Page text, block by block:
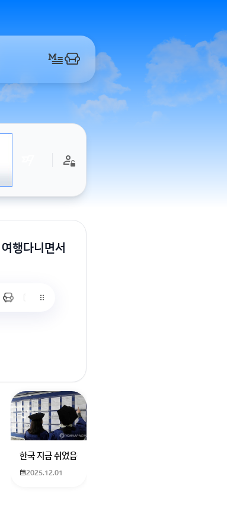
행다니면서
도 남자였던거같은데기승전결로 나눠서 기. 하고 설명하고
발로란트 한번해보자고 계정 빌려줬는데 제한이라고 접속이 안
원이나 서울에서 부산으로 가는 열차를 예매하려고 하는데 언
한국 지금 쉬었음청년40만명이라는데 4년대학졸업생이 많
2025.12.01